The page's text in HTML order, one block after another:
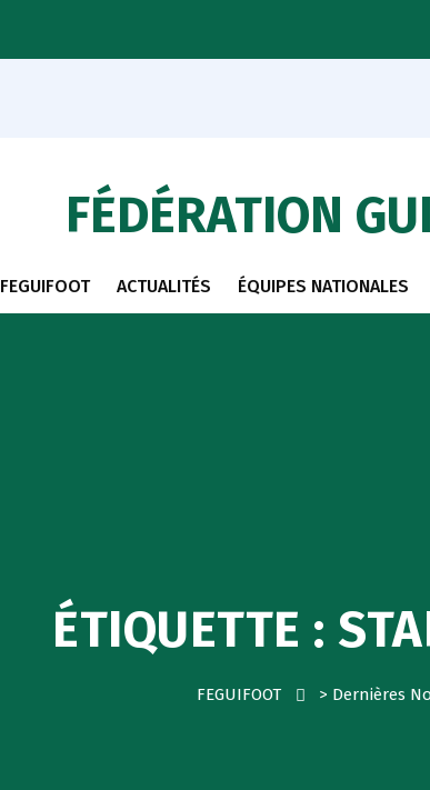
FÉDÉRATION
FEGUIFOOT ACTUALITÉS ÉQUIPES NATIONALES
ÉTIQUETTE :
FEGUIFOOT > Dernières